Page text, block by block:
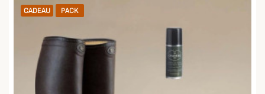
CADEAU PACK